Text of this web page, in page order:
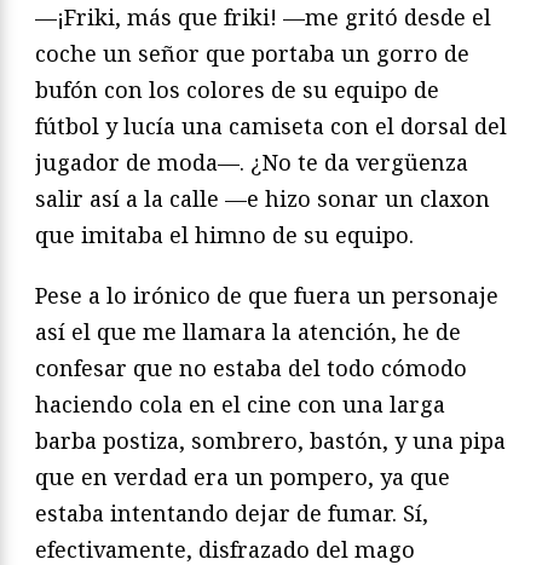
—¡Friki, más que friki! —me gritó desde el
coche un señor que portaba un gorro de
bufón con los colores de su equipo de
fútbol y lucía una camiseta con el dorsal del
jugador de moda—. ¿No te da vergüenza
salir así a la calle —e hizo sonar un claxon
que imitaba el himno de su equipo.
Pese a lo irónico de que fuera un personaje
así el que me llamara la atención, he de
confesar que no estaba del todo cómodo
haciendo cola en el cine con una larga
barba postiza, sombrero, bastón, y una pipa
que en verdad era un pompero, ya que
estaba intentando dejar de fumar. Sí,
efectivamente, disfrazado del mago